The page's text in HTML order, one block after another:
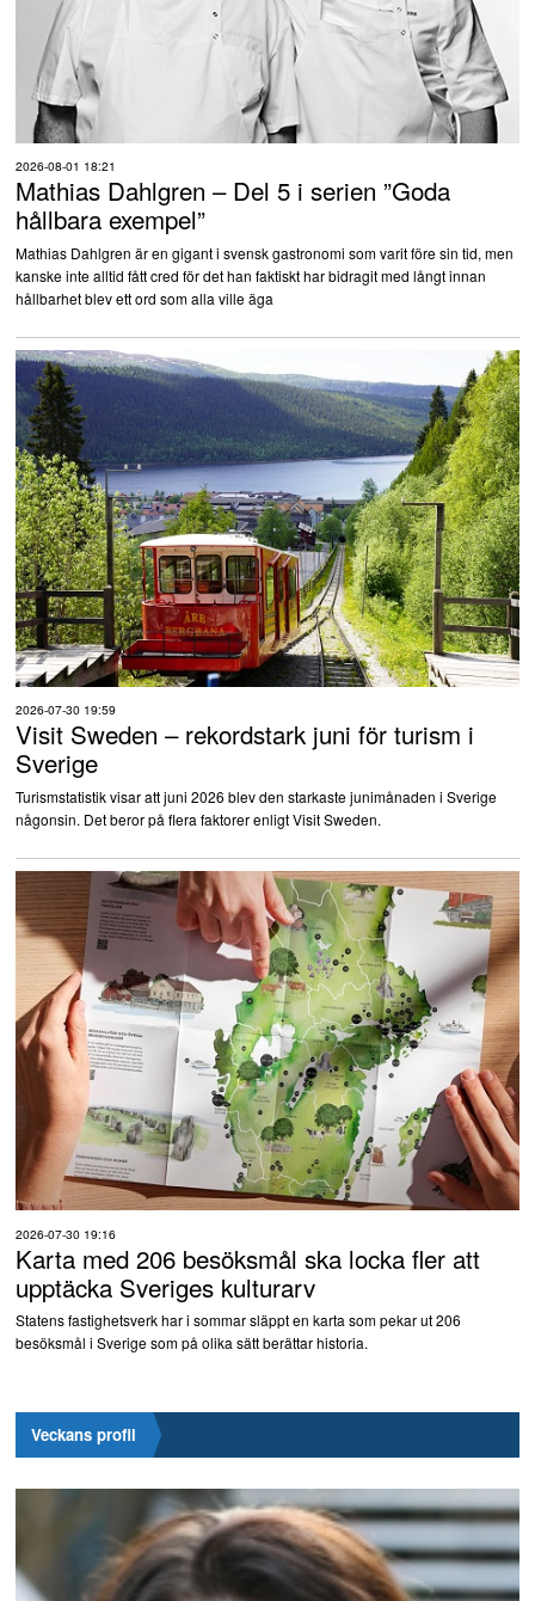
2026-08-01 18:21
Mathias Dahlgren – Del 5 i serien ”Goda
hållbara exempel”
Mathias Dahlgren är en gigant i svensk gastronomi som varit före sin tid, men
kanske inte alltid fått cred för det han faktiskt har bidragit med långt innan
hållbarhet blev ett ord som alla ville äga
2026-07-30 19:59
Visit Sweden – rekordstark juni för turism i
Sverige
Turismstatistik visar att juni 2026 blev den starkaste junimånaden i Sverige
någonsin. Det beror på flera faktorer enligt Visit Sweden.
2026-07-30 19:16
Karta med 206 besöksmål ska locka fler att
upptäcka Sveriges kulturarv
Statens fastighetsverk har i sommar släppt en karta som pekar ut 206
besöksmål i Sverige som på olika sätt berättar historia.
Veckans profil